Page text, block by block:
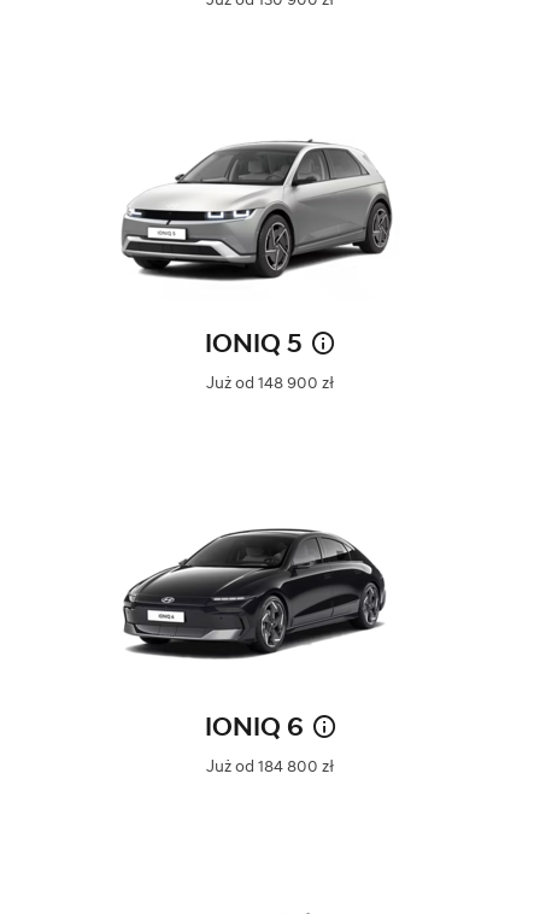
IONIQ 5
Już od 148 900 zł
IONIQ 6
Już od 184 800 zł